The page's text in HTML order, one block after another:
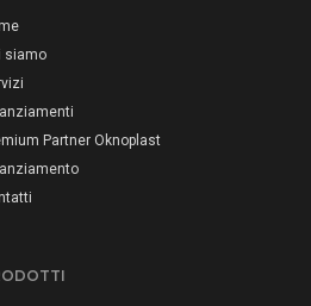
siamo
Partner Oknoplast